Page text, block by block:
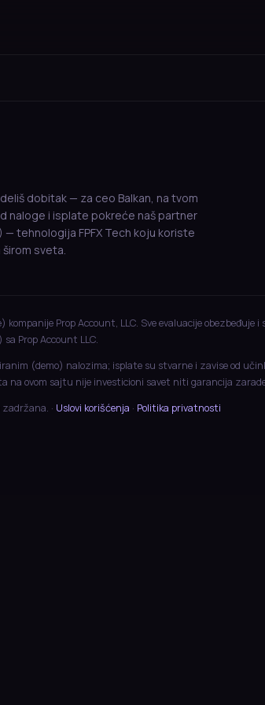
dobitak — za ceo Balkan, na tvom
naloge i isplate pokreće naš partner
— tehnologija FPFX Tech koju koriste
sveta.
Prop Account, LLC. Sve evaluacije
Prop Account LLC.
(demo) nalozima; isplate su stvarne i zavise od
na ovom sajtu nije investicioni savet niti garancija
· Uslovi korišćenja · Politika privatnosti